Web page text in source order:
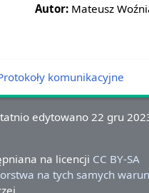
Autor: Mateusz
komunikacyjne
edytowano 22 gru
na licencji CC BY-SA
na tych samych